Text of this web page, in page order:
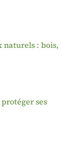
naturels : bois,
ses